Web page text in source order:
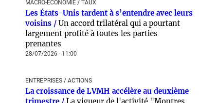
MACRO-ÉCONOMIE / TAUX
Les États-Unis tardent à s’entendre avec leurs
voisins / Un accord trilatéral qui a pourtant
largement profité à toutes les parties
prenantes
28/07/2026 - 11:00
ENTREPRISES / ACTIONS
La croissance de LVMH accélère au deuxième